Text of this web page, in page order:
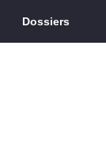
Dossiers